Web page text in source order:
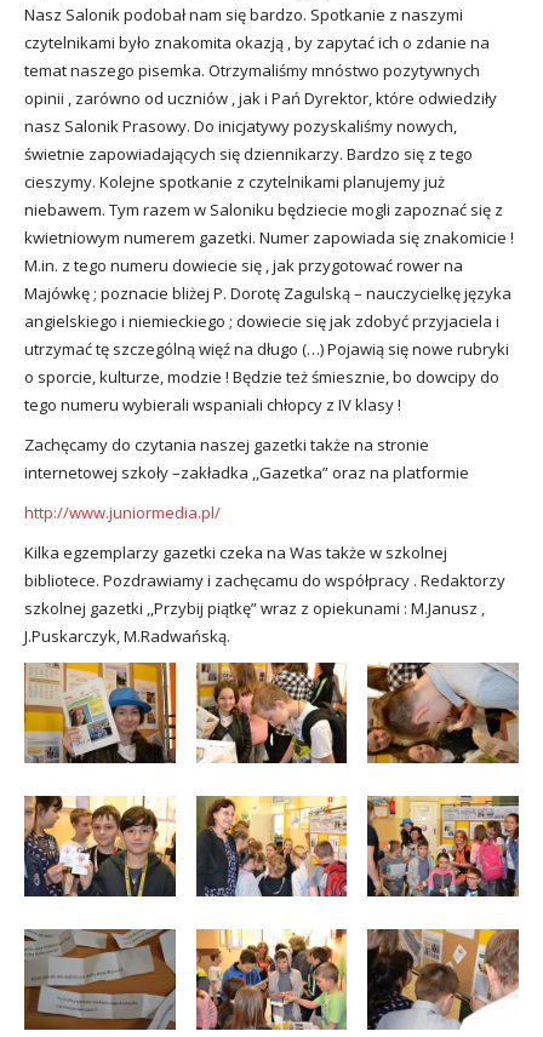
Nasz Salonik podobał nam się bardzo. Spotkanie z naszymi
czytelnikami było znakomita okazją , by zapytać ich o zdanie na
temat naszego pisemka. Otrzymaliśmy mnóstwo pozytywnych
opinii , zarówno od uczniów , jak i Pań Dyrektor, które odwiedziły
nasz Salonik Prasowy. Do inicjatywy pozyskaliśmy nowych,
świetnie zapowiadających się dziennikarzy. Bardzo się z tego
cieszymy. Kolejne spotkanie z czytelnikami planujemy już
niebawem. Tym razem w Saloniku będziecie mogli zapoznać się z
kwietniowym numerem gazetki. Numer zapowiada się znakomicie !
M.in. z tego numeru dowiecie się , jak przygotować rower na
Majówkę ; poznacie bliżej P. Dorotę Zagulską – nauczycielkę języka
angielskiego i niemieckiego ; dowiecie się jak zdobyć przyjaciela i
utrzymać tę szczególną więź na długo (…) Pojawią się nowe rubryki
o sporcie, kulturze, modzie ! Będzie też śmiesznie, bo dowcipy do
tego numeru wybierali wspaniali chłopcy z IV klasy !
Zachęcamy do czytania naszej gazetki także na stronie
internetowej szkoły –zakładka ,,Gazetka” oraz na platformie
http://www.juniormedia.pl/
Kilka egzemplarzy gazetki czeka na Was także w szkolnej
bibliotece. Pozdrawiamy i zachęcamu do współpracy . Redaktorzy
szkolnej gazetki ,,Przybij piątkę” wraz z opiekunami : M.Janusz ,
J.Puskarczyk, M.Radwańską.